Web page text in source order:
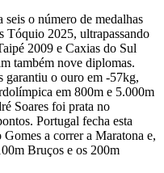
o número de medalhas
Tóquio 2025, ultrapassando
2009 e Caxias do Sul
também nove diplomas.
garantiu o ouro em -57kg,
em 800m e 5.000m
Soares foi prata no
Portugal fecha esta
a correr a Maratona e,
Bruços e os 200m